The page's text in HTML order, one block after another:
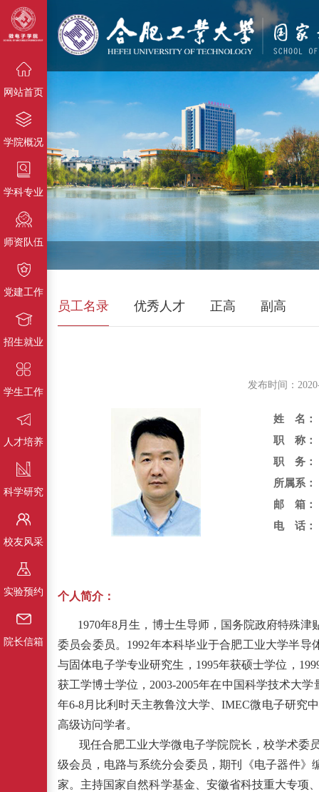
{栏目名
称}
网站首页
学院概况
学科专业
师资队伍
党建工作
招生就业
学生工作
人才培养
科学研究
校友风采
实验预约
院长信箱
员工名录 优秀人才 正高 副高
发布时间：
姓 名：
职 称：
职 务：
所属系：
邮 箱：
电 话：
个人简介：
1970年8月生，博士生导师，国务院政府特殊津
委员会委员。1992年本科毕业于合肥工业大学半
与固体电子学专业研究生，1995年获硕士学位，
获工学博士学位，2003-2005年在中国科学技术大
年6-8月比利时天主教鲁汶大学、IMEC微电子研究
高级访问学者。
现任合肥工业大学微电子学院 院长，校学术委
级会员，电路与系统分会委员，期刊《电子器件
家。主持国家自然科学基金、安徽省科技重大专项